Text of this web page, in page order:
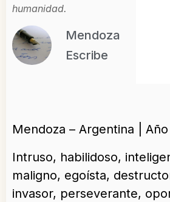
humanidad.
Mendoza
Escribe
Mendoza – Argentina |
Intruso, habilidoso,
maligno, egoísta,
invasor, perseverante,